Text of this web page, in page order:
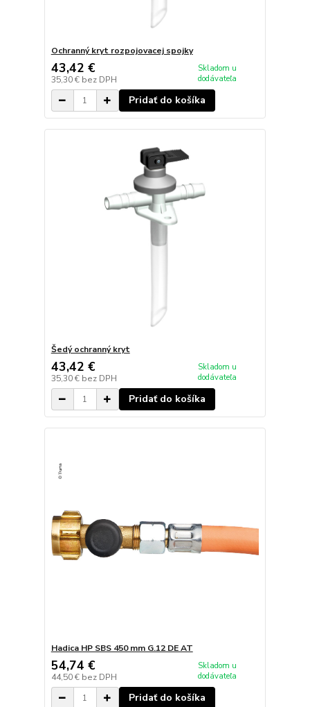
Ochranný kryt rozpojovacej spojky
43,42 €
35,30 € bez DPH
Skladom u
dodávateľa
Pridať do košíka
Šedý ochranný kryt
43,42 €
35,30 € bez DPH
Skladom u
dodávateľa
Pridať do košíka
Hadica HP SBS 450 mm G.12 DE AT
54,74 €
44,50 € bez DPH
Skladom u
dodávateľa
Pridať do košíka